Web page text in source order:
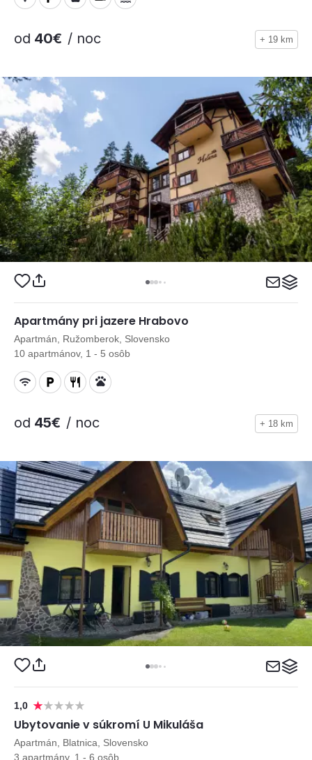
od 40€ / noc + 19 km
Apartmány pri jazere Hrabovo
Apartmán, Ružomberok, Slovensko
10 apartmánov, 1 - 5 osôb
od 45€ / noc + 18 km
1,0
Ubytovanie v súkromí U Mikuláša
Apartmán, Blatnica, Slovensko
3 apartmány, 1 - 6 osôb